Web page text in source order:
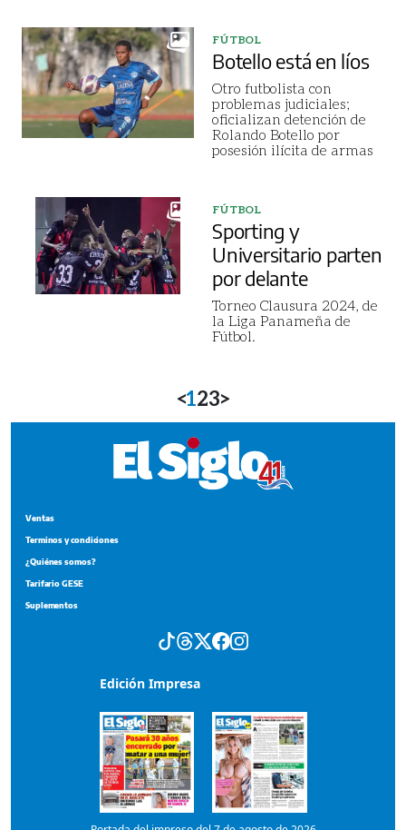
FÚTBOL
Botello está en líos
Otro futbolista con
problemas judiciales;
oficializan detención de
Rolando Botello por
posesión ilícita de armas
FÚTBOL
Sporting y
Universitario parten
por delante
Torneo Clausura 2024, de
la Liga Panameña de
Fútbol.
<123>
Ventas
Terminos y condiciones
¿Quiénes somos?
Tarifario GESE
Suplementos
Edición Impresa